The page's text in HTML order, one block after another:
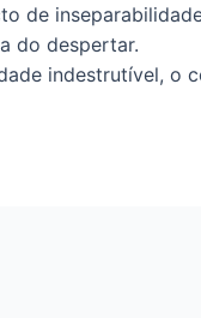
de
do despertar.
indestrutível, o